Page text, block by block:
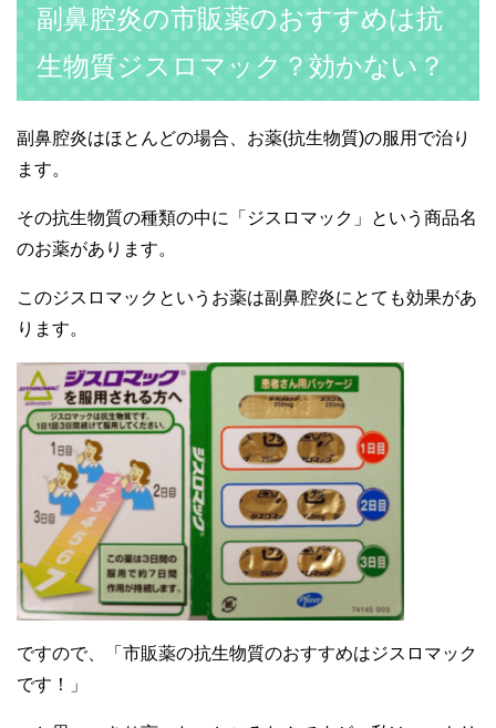
副鼻腔炎の市販薬のおすすめは抗
生物質ジスロマック？効かない？
副鼻腔炎はほとんどの場合、お薬(抗生物質)の服用で治り
ます。
その抗生物質の種類の中に「ジスロマック」という商品名
のお薬があります。
このジスロマックというお薬は副鼻腔炎にとても効果があ
ります。
ですので、「市販薬の抗生物質のおすすめはジスロマック
です！」